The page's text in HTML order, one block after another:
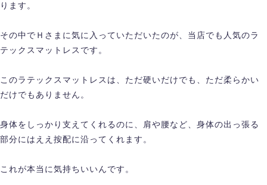
ります。
その中でＨさまに気に入っていただいたのが、当店でも人気のラ
テックスマットレスです。
このラテックスマットレスは、ただ硬いだけでも、ただ柔らかい
だけでもありません。
身体をしっかり支えてくれるのに、肩や腰など、身体の出っ張る
部分にはええ按配に沿ってくれます。
これが本当に気持ちいいんです。